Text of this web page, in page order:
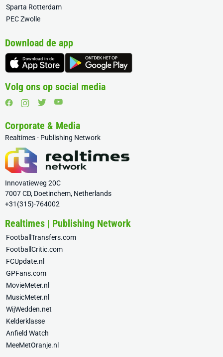
Sparta Rotterdam
PEC Zwolle
Download de app
Volg ons op social media
Corporate & Media
Realtimes - Publishing Network
Innovatieweg 20C
7007 CD, Doetinchem, Netherlands
+31(315)-764002
Realtimes | Publishing Network
FootballTransfers.com
FootballCritic.com
FCUpdate.nl
GPFans.com
MovieMeter.nl
MusicMeter.nl
WijWedden.net
Kelderklasse
Anfield Watch
MeeMetOranje.nl